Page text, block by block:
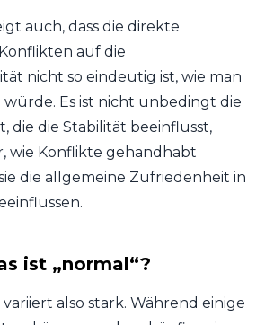
auch, dass die direkte
auf die
nicht so eindeutig ist, wie man
Es ist nicht unbedingt die
die die Stabilität beeinflusst,
wie Konflikte gehandhabt
die allgemeine Zufriedenheit in
ist „normal“?
also stark. Während einige